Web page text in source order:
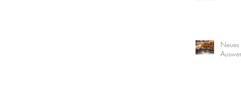
Neues